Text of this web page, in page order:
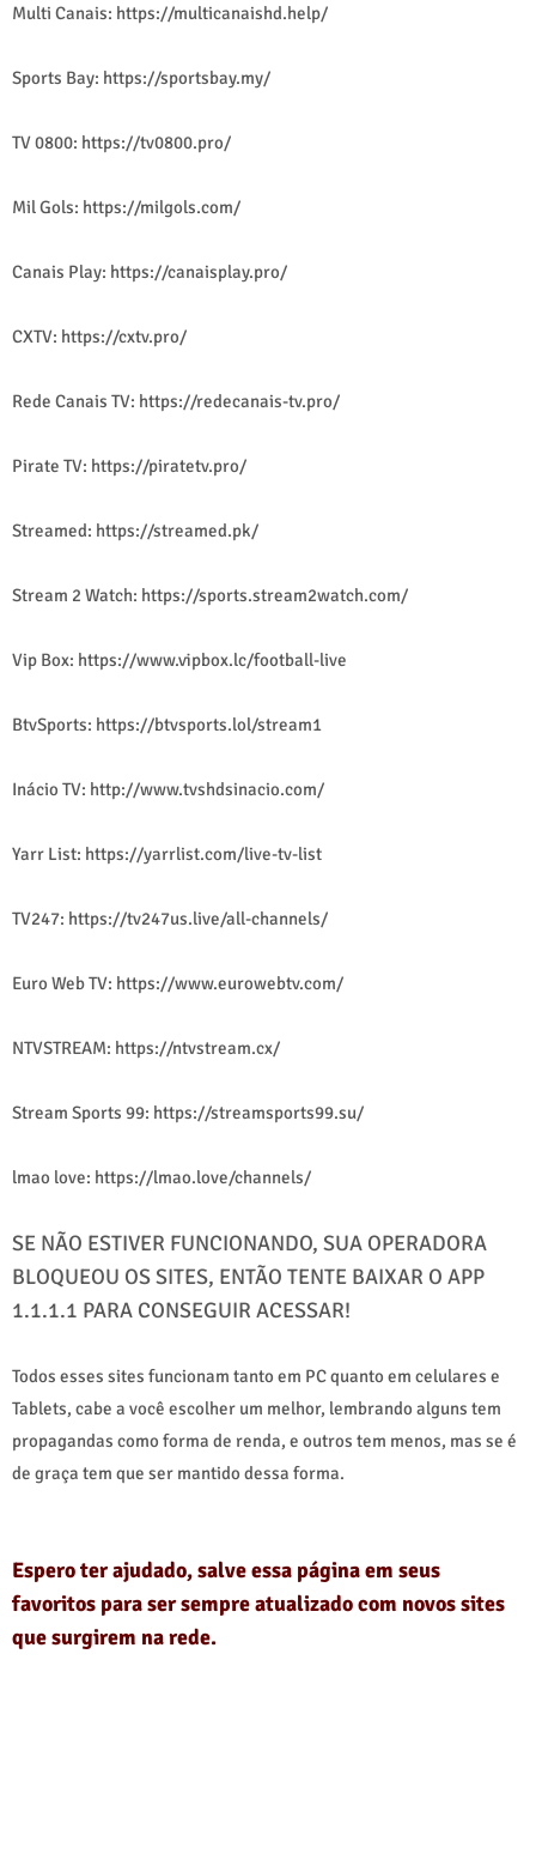
Multi Canais: https://multicanaishd.help/
Sports Bay: https://sportsbay.my/
TV 0800: https://tv0800.pro/
Mil Gols: https://milgols.com/
Canais Play: https://canaisplay.pro/
CXTV: https://cxtv.pro/
Rede Canais TV: https://redecanais-tv.pro/
Pirate TV: https://piratetv.pro/
Streamed: https://streamed.pk/
Stream 2 Watch: https://sports.stream2watch.com/
Vip Box: https://www.vipbox.lc/football-live
BtvSports: https://btvsports.lol/stream1
Inácio TV: http://www.tvshdsinacio.com/
Yarr List: https://yarrlist.com/live-tv-list
TV247: https://tv247us.live/all-channels/
Euro Web TV: https://www.eurowebtv.com/
NTVSTREAM: https://ntvstream.cx/
Stream Sports 99: https://streamsports99.su/
lmao love: https://lmao.love/channels/
SE NÃO ESTIVER FUNCIONANDO, SUA OPERADORA
BLOQUEOU OS SITES, ENTÃO TENTE BAIXAR O APP
1.1.1.1 PARA CONSEGUIR ACESSAR!
Todos esses sites funcionam tanto em PC quanto em celulares e
Tablets, cabe a você escolher um melhor, lembrando alguns tem
propagandas como forma de renda, e outros tem menos, mas se é
de graça tem que ser mantido dessa forma.
Espero ter ajudado, salve essa página em seus
favoritos para ser sempre atualizado com novos sites
que surgirem na rede.